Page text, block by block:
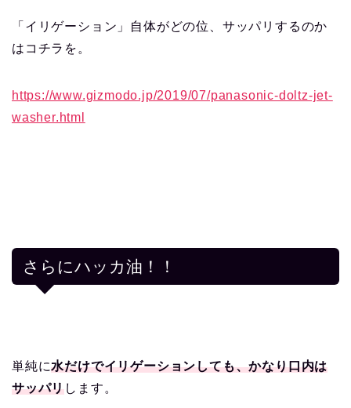
「イリゲーション」自体がどの位、サッパリするのか
はコチラを。
https://www.gizmodo.jp/2019/07/panasonic-doltz-jet-
washer.html
さらにハッカ油！！
単純に水だけでイリゲーションしても、かなり口内は
サッパリします。